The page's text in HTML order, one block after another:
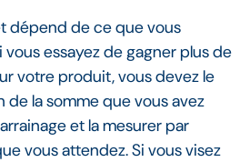
dépend de ce que vous
vous essayez de gagner plus de
votre produit, vous devez le
la somme que vous avez
et la mesurer par
vous attendez. Si vous visez